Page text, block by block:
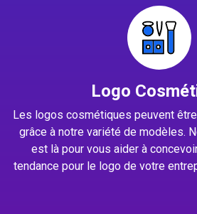
Logo
Les logos cosmétiques peuvent
grâce à notre variété de modèles.
est là pour vous aider à
tendance pour le logo de votre